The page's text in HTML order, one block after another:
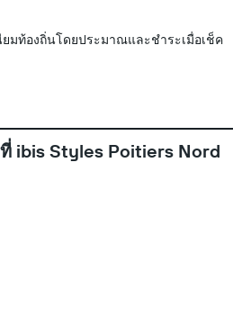
มท้องถิ่นโดยประมาณและชำระเมื่อเช็ค
ibis Styles Poitiers Nord